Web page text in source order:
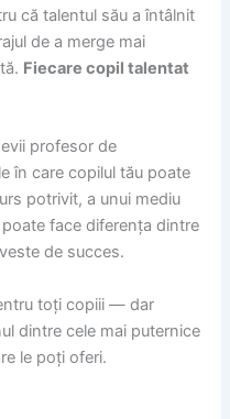
că talentul său a întâlnit
de a merge mai
Fiecare copil talentat
profesor de
în care copilul tău poate
potrivit, a unui mediu
face diferența dintre
de succes.
toți copiii — dar
dintre cele mai puternice
le poți oferi.